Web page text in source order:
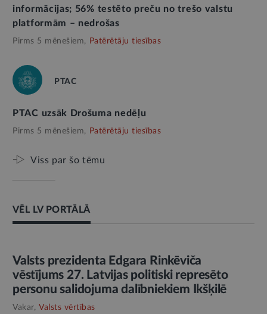
informācijas; 56% testēto preču no trešo valstu
platformām – nedrošas
Pirms 5 mēnešiem, Patērētāju tiesības
PTAC
PTAC uzsāk Drošuma nedēļu
Pirms 5 mēnešiem, Patērētāju tiesības
Viss par šo tēmu
VĒL LV PORTĀLĀ
AMATPERSONAS RUNA
Valsts prezidenta Edgara Rinkēviča
vēstījums 27. Latvijas politiski represēto
personu salidojuma dalībniekiem Ikšķilē
Vakar, Valsts vērtības